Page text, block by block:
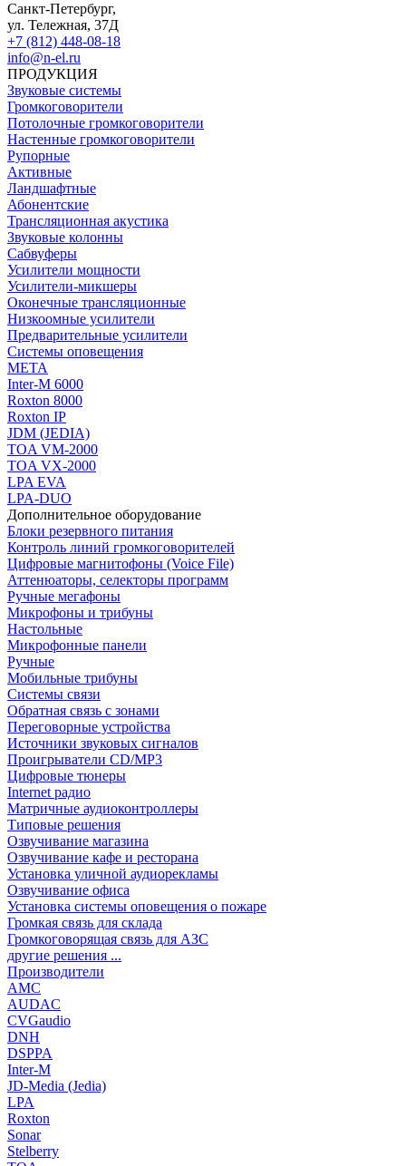
Санкт-Петербург,
ул. Тележная, 37Д
+7 (812) 448-08-18
info@n-el.ru
ПРОДУКЦИЯ
Звуковые системы
Громкоговорители
Потолочные громкоговорители
Настенные громкоговорители
Рупорные
Активные
Ландшафтные
Абонентские
Трансляционная акустика
Звуковые колонны
Сабвуферы
Усилители мощности
Усилители-микшеры
Оконечные трансляционные
Низкоомные усилители
Предварительные усилители
Системы оповещения
МЕТА
Inter-M 6000
Roxton 8000
Roxton IP
JDM (JEDIA)
TOA VM-2000
TOA VX-2000
LPA EVA
LPA-DUO
Дополнительное оборудование
Блоки резервного питания
Контроль линий громкоговорителей
Цифровые магнитофоны (Voice File)
Аттенюаторы, селекторы программ
Ручные мегафоны
Микрофоны и трибуны
Настольные
Микрофонные панели
Ручные
Мобильные трибуны
Системы связи
Обратная связь с зонами
Переговорные устройства
Источники звуковых сигналов
Проигрыватели CD/MP3
Цифровые тюнеры
Internet радио
Матричные аудиоконтроллеры
Типовые решения
Озвучивание магазина
Озвучивание кафе и ресторана
Установка уличной аудиорекламы
Озвучивание офиса
Установка системы оповещения о пожаре
Громкая связь для склада
Громкоговорящая связь для АЗС
другие решения ...
Производители
AMC
AUDAC
CVGaudio
DNH
DSPPA
Inter-M
JD-Media (Jedia)
LPA
Roxton
Sonar
Stelberry